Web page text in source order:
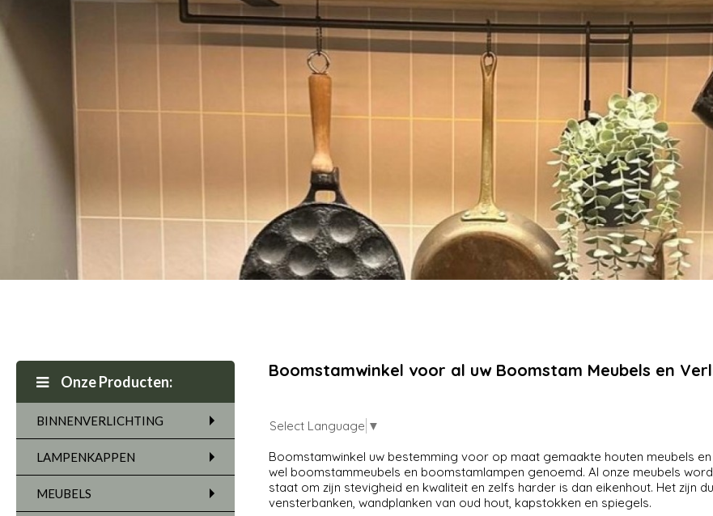
Onze Producten:
BINNENVERLICHTING
LAMPENKAPPEN
MEUBELS
Boomstamwinkel voor al uw Boomstam Meubels en
Select Language ▼
Boomstamwinkel uw bestemming voor op maat gemaakte houten meubels
wel boomstammeubels en boomstamlampen genoemd. Al onze meubels
staat om zijn stevigheid en kwaliteit en zelfs harder is dan eikenhout. Het zijn
vensterbanken, wandplanken van oud hout, kapstokken en spiegels.